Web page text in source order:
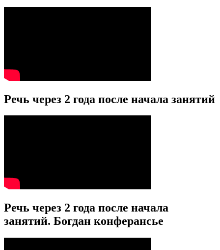
Речь через 2 года после начала занятий
Речь через 2 года после начала
занятий. Богдан конферансье